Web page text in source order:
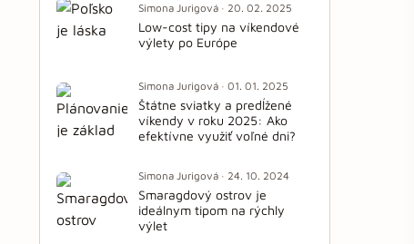
Simona Jurigová · 20. 02. 2025
Low-cost tipy na víkendové
výlety po Európe
Simona Jurigová · 01. 01. 2025
Štátne sviatky a predĺžené
víkendy v roku 2025: Ako
efektívne využiť voľné dni?
Simona Jurigová · 24. 10. 2024
Smaragdový ostrov je
ideálnym tipom na rýchly
výlet